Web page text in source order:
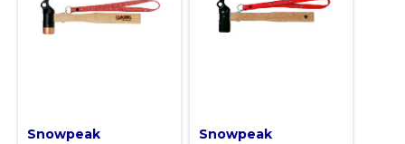
Snowpeak
Snowpeak